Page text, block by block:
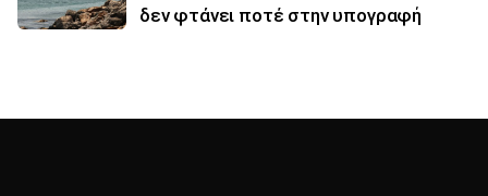
δεν φτάνει ποτέ στην υπογραφή